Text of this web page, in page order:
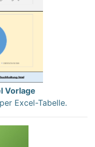
Vorlage
Excel-Tabelle.